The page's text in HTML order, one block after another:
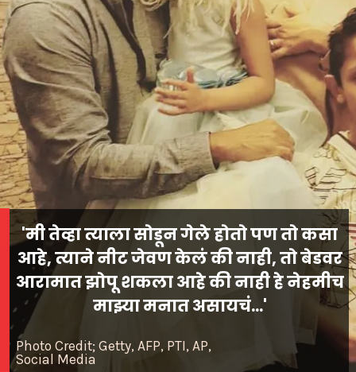
Photo Credit; Getty, AFP, PTI, AP,
Social Media
'मी तेव्हा त्याला सोडून गेले होतो पण तो कसा
आहे, त्याने नीट जेवण केलं की नाही, तो बेडवर
आरामात झोपू शकला आहे की नाही हे नेहमीच
माझ्या मनात असायचं...'